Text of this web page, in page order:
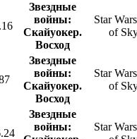
Звездные
войны:
Скайуокер.
Восход
Star
of
Звездные
войны:
Скайуокер.
Восход
Star
of
Звездные
войны:
Star